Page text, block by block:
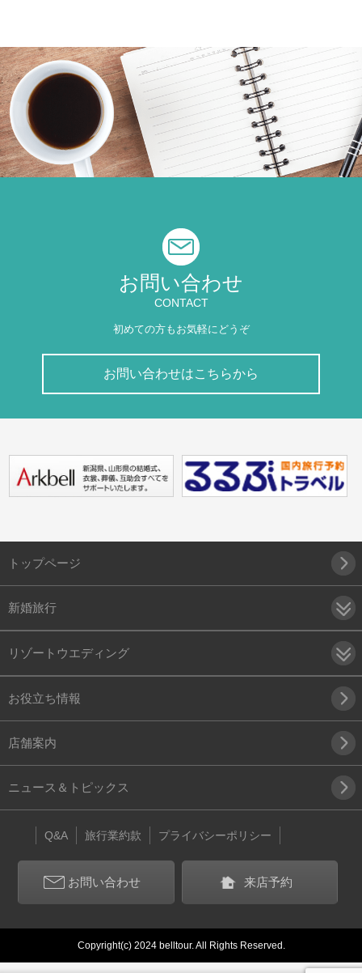
お問い合わせ
CONTACT
初めての方もお気軽にどうぞ
お問い合わせはこちらから
トップページ
新婚旅行
リゾートウエディング
お役立ち情報
店舗案内
ニュース＆トピックス
Q&A 旅行業約款 プライバシーポリシー
お問い合わせ 来店予約
Copyright(c) 2024 belltour. All Rights Reserved.